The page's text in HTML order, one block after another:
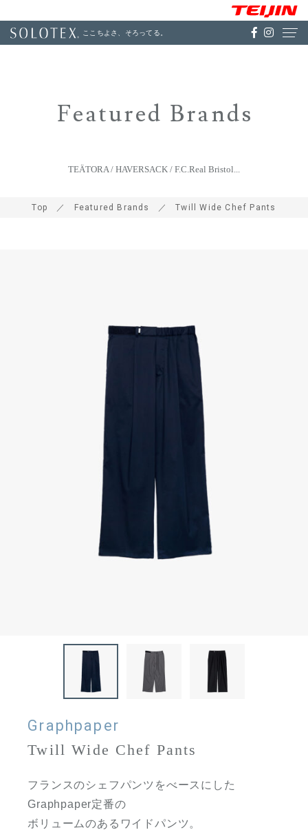
ここちよさ、そろってる。
Featured Brands
TEÄTORA / HAVERSACK / F.C.Real Bristol...
Top Featured Brands Twill Wide Chef Pants
Graphpaper
Twill Wide Chef Pants
フランスのシェフパンツをべースにした
Graphpaper定番の
ボリュームのあるワイドパンツ。